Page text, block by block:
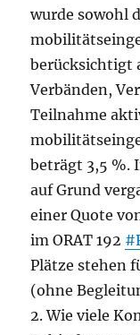
wurde sowohl
berücksichtigt
Verbänden,
Teilnahme
beträgt 3,5 %.
auf Grund
einer Quote
im ORAT 192
Plätze stehen
(ohne
2. Wie viele